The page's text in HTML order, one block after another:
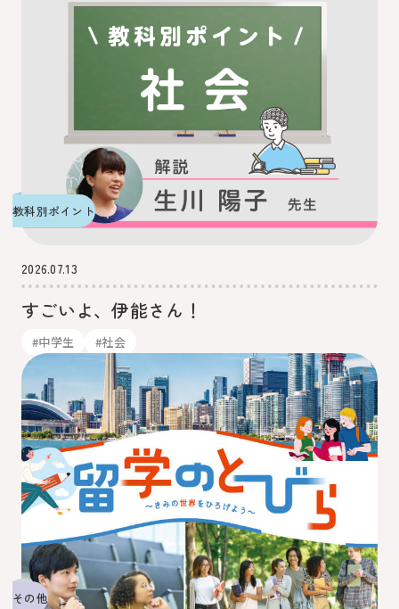
教科別ポイント
2026.07.13
すごいよ、伊能さん！
#中学生 #社会
その他